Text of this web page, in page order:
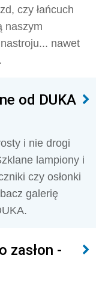
czy łańcuch
naszym
nawet
od DUKA
i nie drogi
lampiony i
czy osłonki
galerię
zasłon -